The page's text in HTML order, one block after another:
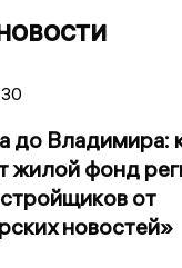
до Владимира:
жилой фонд
от
новостей»